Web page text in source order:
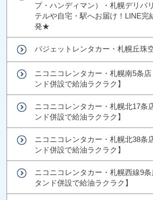
プ・ハンディマン）・札幌デリ
テルや自宅・駅へお届け！LINE完
発★
バジェットレンタカー・札幌丘珠
ニコニコレンタカー・札幌南5条
ンド併設で給油ラクラク】
ニコニコレンタカー・札幌北17条
ンド併設で給油ラクラク】
ニコニコレンタカー・札幌北38条
ンド併設で給油ラクラク】
ニコニコレンタカー・札幌西線9
タンド併設で給油ラクラク】